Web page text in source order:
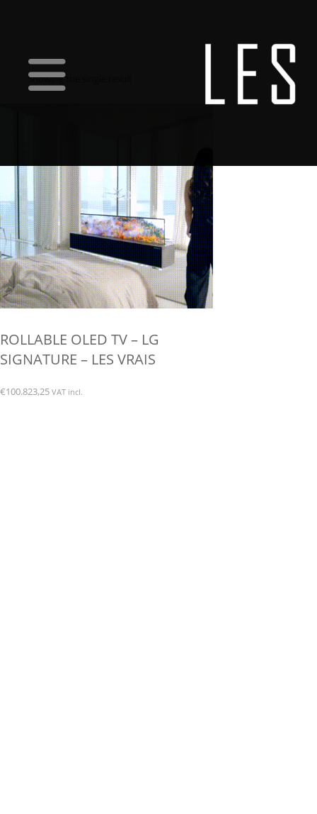
Showing the single result
ROLLABLE OLED TV – LG
SIGNATURE – LES VRAIS
€100.823,25 VAT incl.